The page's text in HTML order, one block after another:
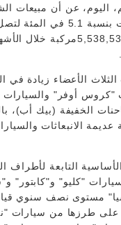
اليوم، عن أن مبيعات
في التحالف ارتفعت بنسبة
قياسي جديد بلغ
الأعضاء زيادة في
أوفر" والسيارات
الخفيفة (بيك أب)،
عديمة الانبعاثات
التابعة لأطراف
"كليو" و"كابتور"
مستوى نصف سنوي
على طرزها من سيارات